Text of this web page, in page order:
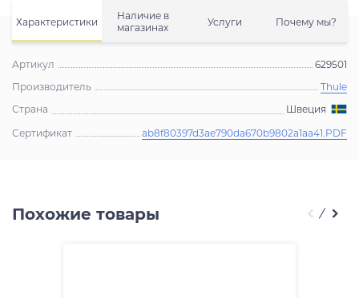
Характеристики
Наличие в
магазинах
Услуги Почему мы?
Артикул
629501
Производитель
Thule
Страна
Швеция
Сертификат
ab8f80397d3ae790da670b9802a1aa41.PDF
Похожие товары